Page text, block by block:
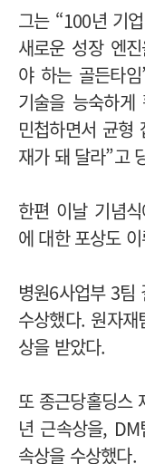
그는 “100년 기
새로운 성장 엔
야 하는 골든타
기술을 능숙하게
민첩하면서 균형
재가 돼 달라”고
한편 이날 기념
에 대한 포상도
병원6사업부 3팀
수상했다. 원자
상을 받았다.
또 종근당홀딩스
년 근속상을,
속상을 수상했다.